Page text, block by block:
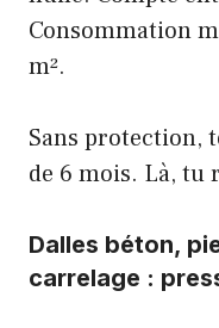
Consommation
m².
Sans protection,
de 6 mois. Là, tu
Dalles béton,
carrelage :